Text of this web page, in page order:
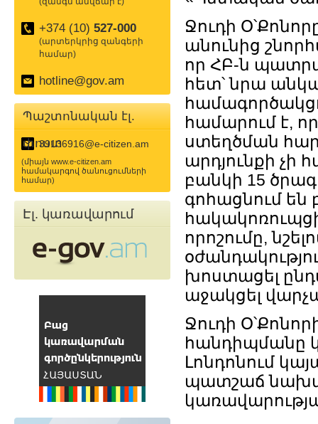
+374 (10) 527-000
(արտերկրից զանգերի
համար)
hotline@gov.am
Պաշտոնական էլ.
փոստ
39136916@e-citizen.am
(միայն www.e-citizen.am
համակարգով ծանուցումների
համար)
Էլ. կառավարում
Ջուդի
անունից
որ ՀԲ-ն
հետ՝ նրա
համարում է,
ստեղծման
արդյունքի չի
բանկի 15
գոհացնում են
որոշումը,
խոստացել
աջակցել
Ջուդի
հանդիպմանը
Լոնդոնում
պատշաճ